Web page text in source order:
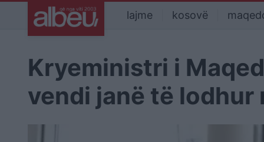
lajme kosovë
Kryeministri i
vendi janë të lodhur